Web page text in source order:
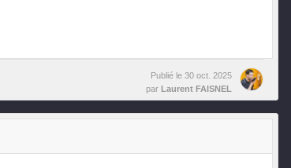
Publié le 30 oct. 2025
par
Laurent FAISNEL